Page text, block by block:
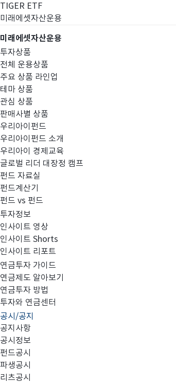
TIGER ETF
미래에셋자산운용
미래에셋자산운용
투자상품
전체 운용상품
주요 상품 라인업
테마 상품
관심 상품
판매사별 상품
우리아이펀드
우리아이펀드 소개
우리아이 경제교육
글로벌 리더 대장정 캠프
펀드 자료실
펀드계산기
펀드 vs 펀드
투자정보
인사이트 영상
인사이트 Shorts
인사이트 리포트
연금투자 가이드
연금제도 알아보기
연금투자 방법
투자와 연금센터
공시/공지
공지사항
공시정보
펀드공시
파생공시
리츠공시
공지사항
미래에셋 홈페이지 개편
미래에셋 자산운용 홈페이지가 4월 27일자